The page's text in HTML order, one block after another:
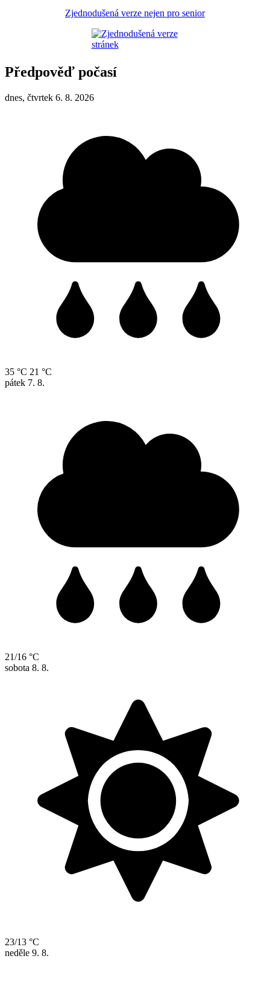
Zjednodušená verze nejen pro senior
Předpověď počasí
dnes, čtvrtek 6. 8. 2026
35 °C 21 °C
pátek 7. 8.
21/16 °C
sobota 8. 8.
23/13 °C
neděle 9. 8.